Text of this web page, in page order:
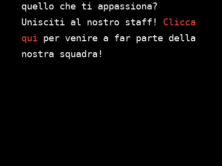
quello che ti appassiona?
Unisciti al nostro staff! Clicca
qui per venire a far parte della
nostra squadra!